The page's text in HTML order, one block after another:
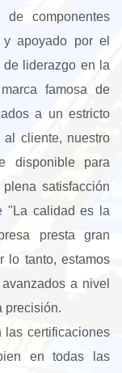
componentes
apoyado por el
liderazgo en la
famosa de
a un estricto
cliente, nuestro
disponible para
satisfacción
"La calidad es la
presta gran
lo tanto, estamos
a nivel
precisión.
las certificaciones
en todas las